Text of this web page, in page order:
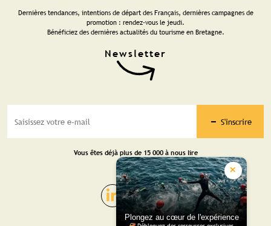
Plongez au cœur de l'expérience
Dernières tendances, intentions de départ des Français, dernières campagnes de
promotion : rendez-vous le jeudi.
Bénéficiez des dernières actualités du tourisme en Bretagne.
S'inscrire
Vous êtes déjà plus de 15 000 à nous lire